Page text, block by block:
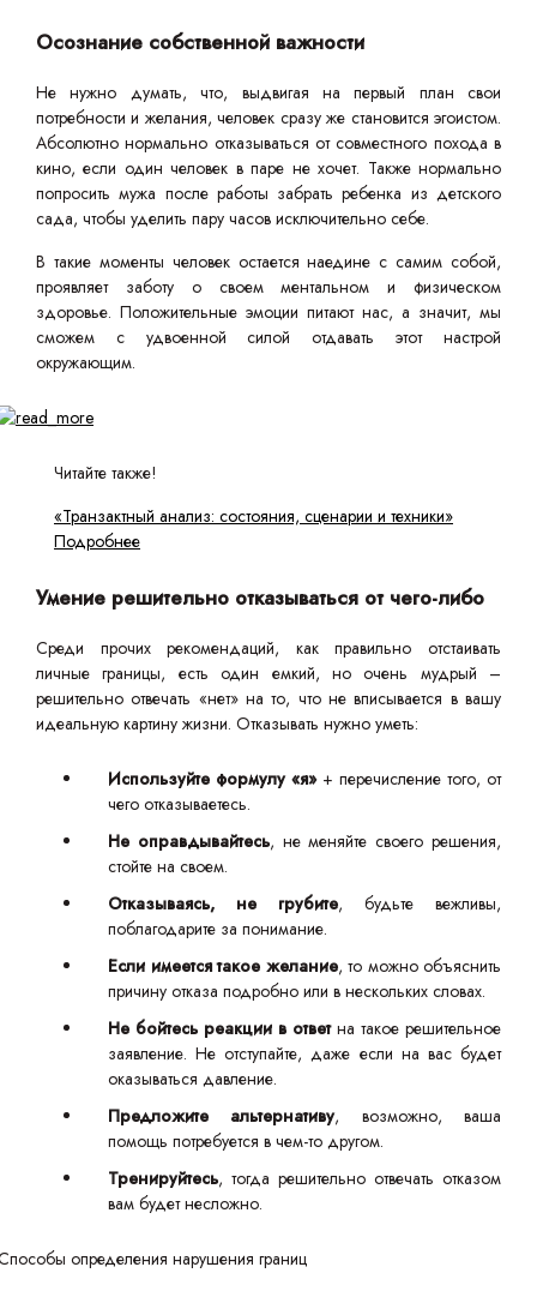
Осознание собственной важности
Не нужно думать, что, выдвигая на первый план свои
потребности и желания, человек сразу же становится эгоистом.
Абсолютно нормально отказываться от совместного похода в
кино, если один человек в паре не хочет. Также нормально
попросить мужа после работы забрать ребенка из детского
сада, чтобы уделить пару часов исключительно себе.
В такие моменты человек остается наедине с самим собой,
проявляет заботу о своем ментальном и физическом
здоровье. Положительные эмоции питают нас, а значит, мы
сможем с удвоенной силой отдавать этот настрой
окружающим.
Читайте также!
«Транзактный анализ: состояния, сценарии и техники»
Подробнее
Умение решительно отказываться от чего-либо
Среди прочих рекомендаций, как правильно отстаивать
личные границы, есть один емкий, но очень мудрый –
решительно отвечать «нет» на то, что не вписывается в вашу
идеальную картину жизни. Отказывать нужно уметь:
Используйте формулу «я» + перечисление того, от
чего отказываетесь.
Не оправдывайтесь, не меняйте своего решения,
стойте на своем.
Отказываясь, не грубите, будьте вежливы,
поблагодарите за понимание.
Если имеется такое желание, то можно объяснить
причину отказа подробно или в нескольких словах.
Не бойтесь реакции в ответ на такое решительное
заявление. Не отступайте, даже если на вас будет
оказываться давление.
Предложите альтернативу, возможно, ваша
помощь потребуется в чем-то другом.
Тренируйтесь, тогда решительно отвечать отказом
вам будет несложно.